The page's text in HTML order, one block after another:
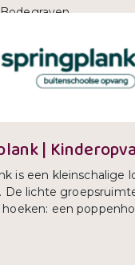
Bodegraven
|
is een kleinschalige
De lichte
een